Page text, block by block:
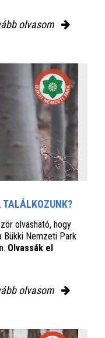
olvasom
TALÁLKOZUNK?
olvasható, hogy
Bükki Nemzeti Park
Olvassák el
olvasom